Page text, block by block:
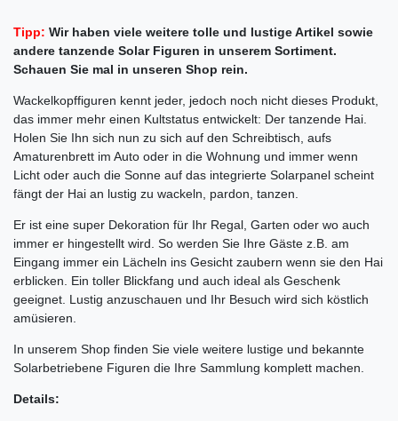
Tipp: Wir haben viele weitere tolle und lustige Artikel sowie
andere tanzende Solar Figuren in unserem Sortiment.
Schauen Sie mal in unseren Shop rein.
Wackelkopffiguren kennt jeder, jedoch noch nicht dieses Produkt,
das immer mehr einen Kultstatus entwickelt: Der tanzende Hai.
Holen Sie Ihn sich nun zu sich auf den Schreibtisch, aufs
Amaturenbrett im Auto oder in die Wohnung und immer wenn
Licht oder auch die Sonne auf das integrierte Solarpanel scheint
fängt der Hai an lustig zu wackeln, pardon, tanzen.
Er ist eine super Dekoration für Ihr Regal, Garten oder wo auch
immer er hingestellt wird. So werden Sie Ihre Gäste z.B. am
Eingang immer ein Lächeln ins Gesicht zaubern wenn sie den Hai
erblicken. Ein toller Blickfang und auch ideal als Geschenk
geeignet. Lustig anzuschauen und Ihr Besuch wird sich köstlich
amüsieren.
In unserem Shop finden Sie viele weitere lustige und bekannte
Solarbetriebene Figuren die Ihre Sammlung komplett machen.
Details: